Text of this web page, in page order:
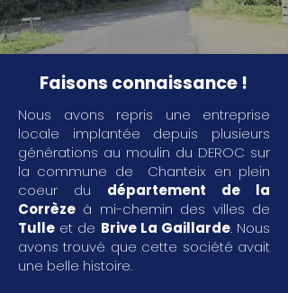
Faisons connaissance !
Nous avons repris une entreprise
locale implantée depuis plusieurs
générations au moulin du DEROC sur
la commune de Chanteix en plein
coeur du département de la
Corrèze à mi-chemin des villes de
Tulle et de Brive La Gaillarde. Nous
avons trouvé que cette société avait
une belle histoire.